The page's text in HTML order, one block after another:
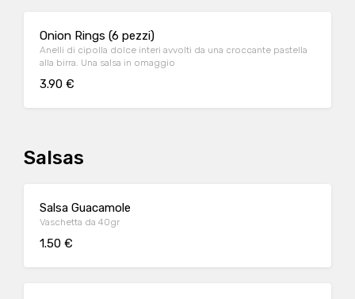
Onion Rings (6 pezzi)
Anelli di cipolla dolce interi avvolti da una croccante pastella
alla birra. Una salsa in omaggio
3.90 €
Salsas
Salsa Guacamole
Vaschetta da 40gr
1.50 €